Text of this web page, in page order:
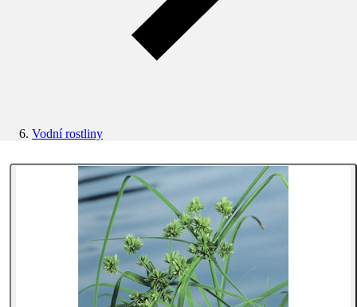
Vodní rostliny